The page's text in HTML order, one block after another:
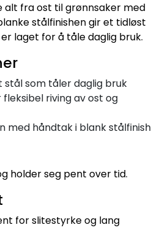
alt fra ost til grønnsaker med
stålfinishen gir et tidløst
laget for å tåle daglig bruk.
som tåler daglig bruk
riving av ost og
med håndtak i blank stålfinish
holder seg pent over tid.
for slitestyrke og lang